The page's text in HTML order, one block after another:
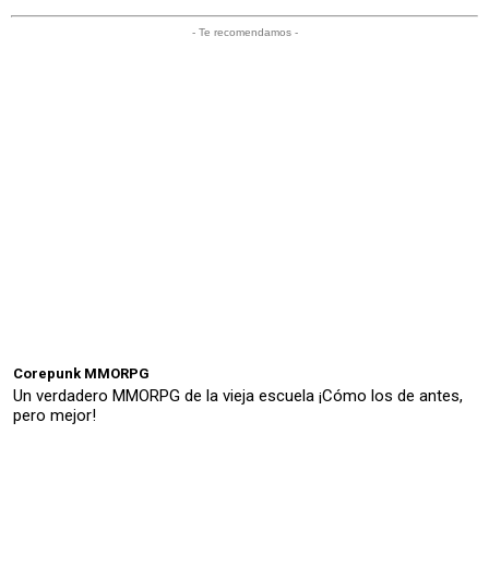
- Te recomendamos -
Corepunk MMORPG
Un verdadero MMORPG de la vieja escuela ¡Cómo los de antes,
pero mejor!